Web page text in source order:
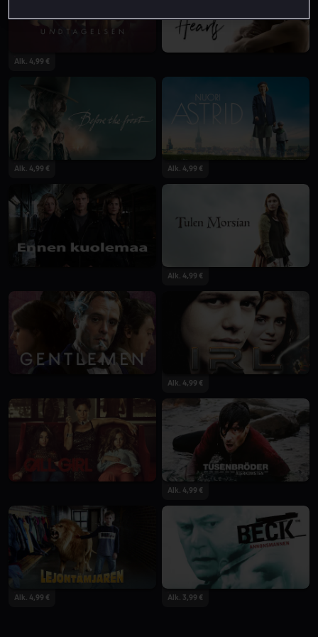
Alk. 4,99 €
Alk. 4,99 € Alk. 4,99 €
Alk. 4,99 €
Alk. 4,99 €
Alk. 4,99 €
Alk. 4,99 € Alk. 3,99 €